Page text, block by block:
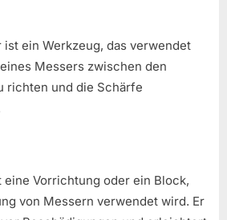
ist ein Werkzeug, das verwendet
Messers zwischen den
richten und die Schärfe
eine Vorrichtung oder ein Block,
von Messern verwendet wird. Er